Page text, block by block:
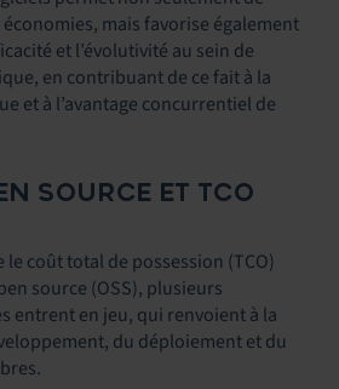
mais favorise également
et l’évolutivité au sein de
en contribuant de ce fait à la
et à l’avantage concurrentiel de
SOURCE ET TCO
le coût total de possession (TCO)
source (OSS), plusieurs
entrent en jeu, qui renvoient à la
du déploiement et du